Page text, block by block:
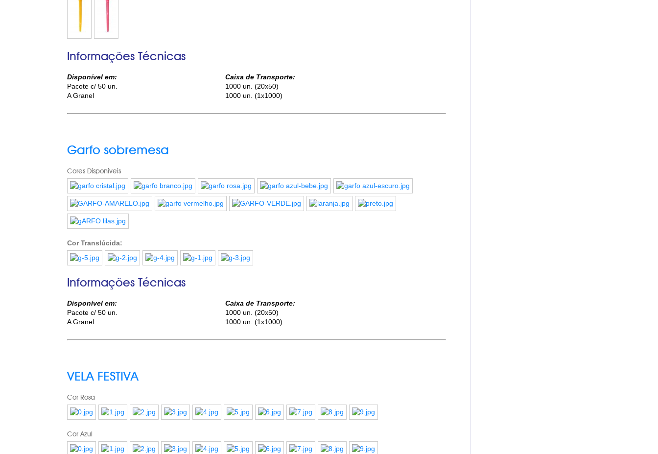
Informações Técnicas
Disponível em:
Caixa de Transporte:
Pacote c/ 50 un.
1000 un. (20x50)
A Granel
1000 un. (1x1000)
Garfo sobremesa
Cores Disponiveis
Cor Translúcida:
Informações Técnicas
Disponível em:
Caixa de Transporte:
Pacote c/ 50 un.
1000 un. (20x50)
A Granel
1000 un. (1x1000)
VELA FESTIVA
Cor Rosa
Cor Azul